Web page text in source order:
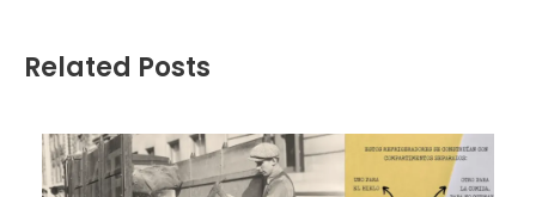
Related Posts